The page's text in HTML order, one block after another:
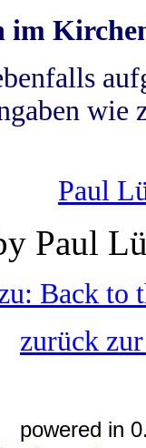
im
wie
Paul
Paul
Back to
zurück
powered in